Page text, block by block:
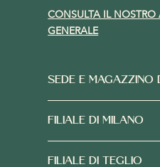
CONSULTA IL NOSTRO
GENERALE
SEDE E MAGAZZINO
FILIALE DI MILANO
FILIALE DI TEGLIO